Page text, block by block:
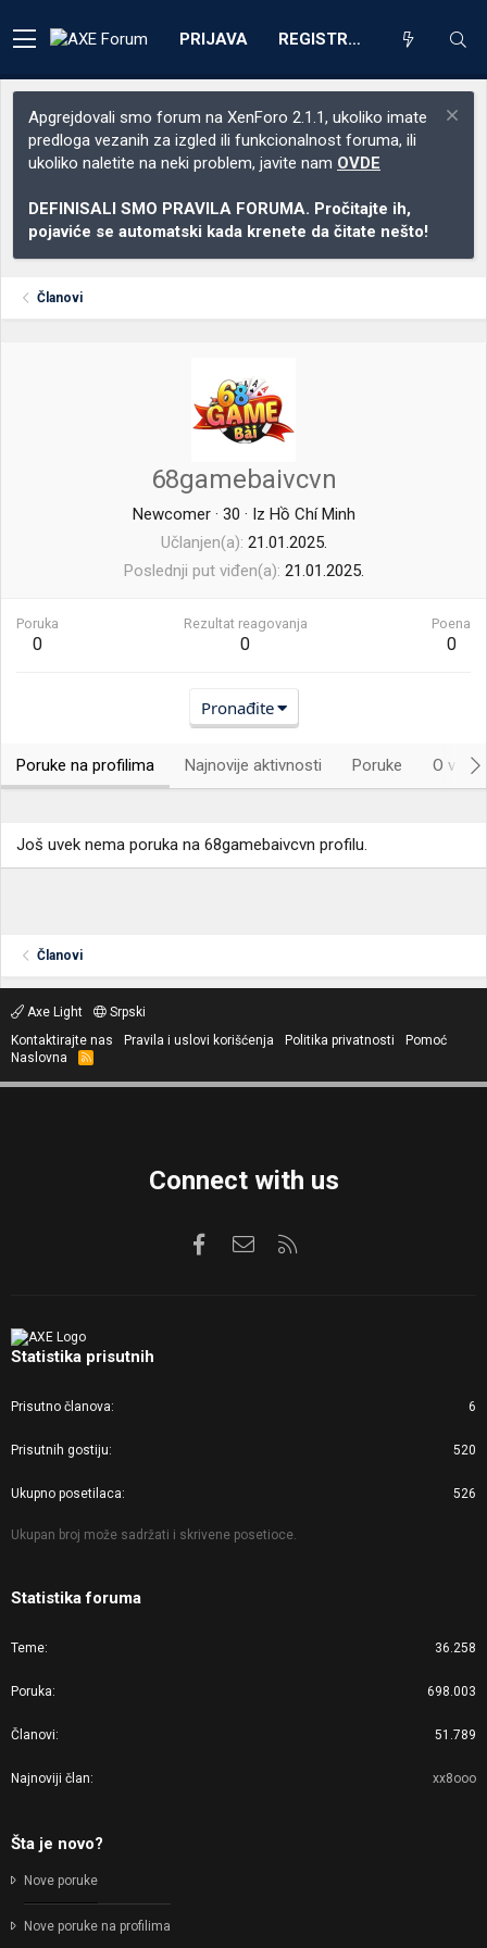
PRIJAVA REGISTRACIJA
Apgrejdovali smo forum na XenForo 2.1.1, ukoliko imate
predloga vezanih za izgled ili funkcionalnost foruma, ili
ukoliko naletite na neki problem, javite nam OVDE
DEFINISALI SMO PRAVILA FORUMA. Pročitajte ih,
pojaviće se automatski kada krenete da čitate nešto!
Članovi
68gamebaivcvn
Newcomer · 30 · Iz Hồ Chí Minh
Učlanjen(a) 21.01.2025.
Poslednji put viđen(a) 21.01.2025.
Poruka
0
Rezultat reagovanja
0
Poena
0
Pronađite
Poruke na profilima Najnovije aktivnosti Poruke O
Još uvek nema poruka na 68gamebaivcvn profilu.
Članovi
Axe Light
Srpski
Kontaktirajte nas
Pravila i uslovi korišćenja Politika privatnosti
Pomoć
Naslovna
R
S
Connect with us
FacebookKontaktirajte nas
Statistika prisutnih
Prisutno članova 6
Prisutnih gostiju 520
Ukupno posetilaca 526
Ukupan broj može sadržati i skrivene posetioce.
Statistika foruma
Teme 36.258
Poruka 698.003
Članovi 51.789
Najnoviji član xx8ooo
Šta je novo?
Nove poruke
Nove poruke na profilima